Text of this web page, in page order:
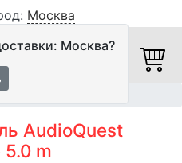
Москва
Москва?
AudioQuest
5.0 m